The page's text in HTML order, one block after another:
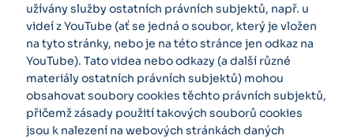
užívány služby ostatních právních subjektů, např. u
videí z YouTube (ať se jedná o soubor, který je vložen
na tyto stránky, nebo je na této stránce jen odkaz na
YouTube). Tato videa nebo odkazy (a další různé
materiály ostatních právních subjektů) mohou
obsahovat soubory cookies těchto právních subjektů,
přičemž zásady použití takových souborů cookies
jsou k nalezení na webových stránkách daných